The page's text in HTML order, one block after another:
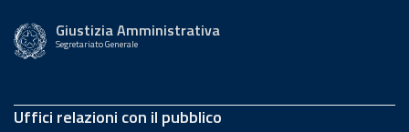
Giustizia Amministrativa
Segretariato Generale
Uffici relazioni con il pubblico